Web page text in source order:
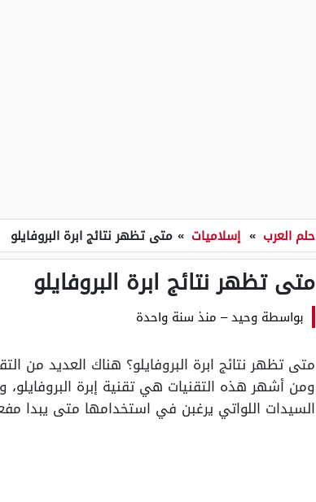
حلم العرب » إسلاميات » متى تظهر نتائج ابرة البروفايلو
متى تظهر نتائج ابرة البروفايلو
بواسطة وحيد– منذ سنة واحدة
متى تظهر نتائج ابرة البروفايلو؟ هناك العديد من
ومن أشهر هذه التقنيات هي تقنية إبرة
السيدات اللواتي يرغبن في استخدامها متى يبدا